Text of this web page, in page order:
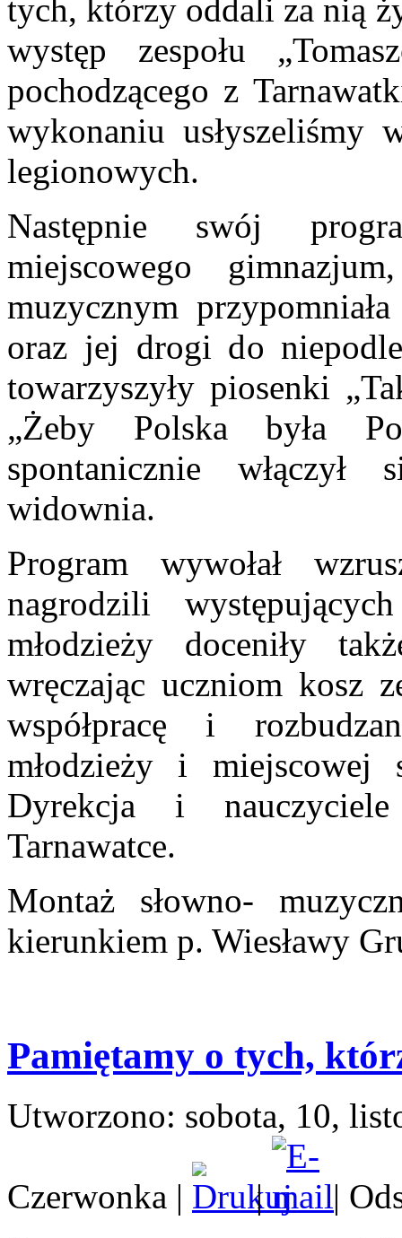
tych, którzy oddali za nią
występ zespołu
pochodzącego z
wykonaniu usłyszeliśmy
legionowych.
Następnie swój
miejscowego
muzycznym
oraz jej drogi do
towarzyszyły piosenki
„Żeby Polska była
spontanicznie włączył
widownia.
Program wywołał
nagrodzili
młodzieży doceniły
wręczając uczniom kosz
współpracę i
młodzieży i miejscowej
Dyrekcja i
Tarnawatce.
Montaż słowno-
kierunkiem p. Wiesławy
Pamiętamy o tych,
Utworzono: sobota, 10,
Czerwonka | | |